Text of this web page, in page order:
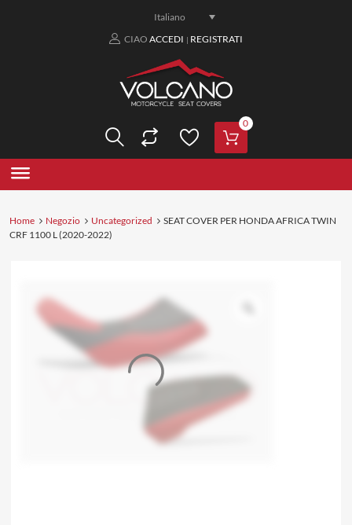
Italiano
CIAO ACCEDI | REGISTRATI
0
Home Negozio Uncategorized
SEAT COVER PER HONDA AFRICA TWIN
CRF 1100 L (2020-2022)